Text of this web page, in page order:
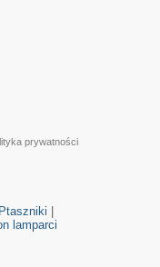
prywatności
Ptaszniki
lamparci